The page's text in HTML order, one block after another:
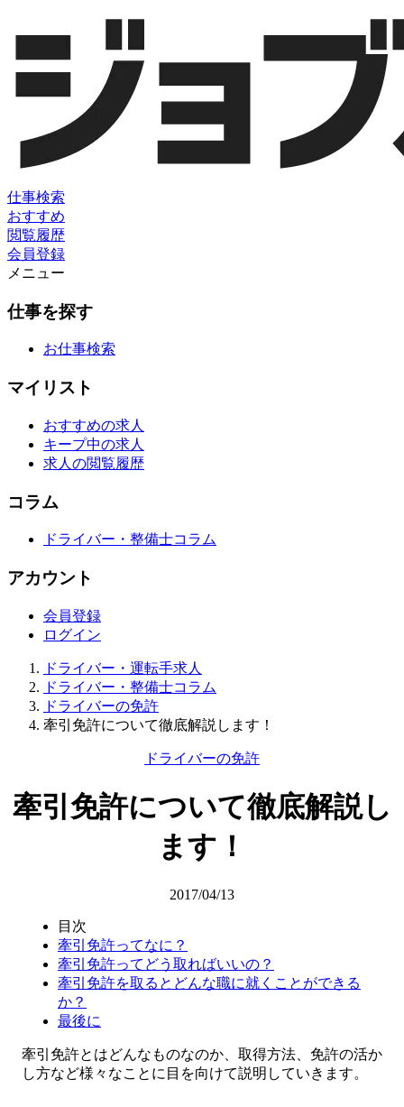
仕事検索
おすすめ
閲覧履歴
会員登録
メニュー
仕事を探す
お仕事検索
マイリスト
おすすめの求人
キープ中の求人
求人の閲覧履歴
コラム
ドライバー・整備士コラム
アカウント
会員登録
ログイン
ドライバー・運転手求人
ドライバー・整備士コラム
ドライバーの免許
牽引免許について徹底解説します！
ドライバーの免許
牽引免許について徹底解説し
ます！
2017/04/13
目次
牽引免許ってなに？
牽引免許ってどう取ればいいの？
牽引免許を取るとどんな職に就くことができる
か？
最後に
牽引免許とはどんなものなのか、取得方法、免許の活か
し方など様々なことに目を向けて説明していきます。